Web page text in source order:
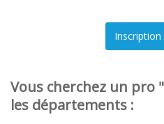
Vous cherchez un pro
les départements :